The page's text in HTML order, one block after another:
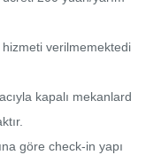
verilmemektedi
kapalı mekanlard
göre check-in yapı